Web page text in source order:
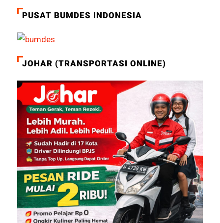
PUSAT BUMDES INDONESIA
JOHAR (TRANSPORTASI ONLINE)